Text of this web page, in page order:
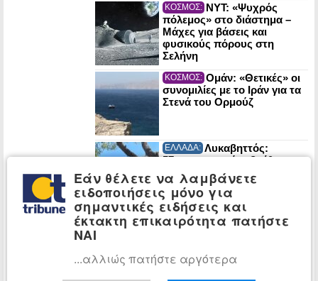
ΚΟΣΜΟΣ: NYT: «Ψυχρός
πόλεμος» στο διάστημα –
Μάχες για βάσεις και
φυσικούς πόρους στη
Σελήνη
ΚΟΣΜΟΣ: Ομάν: «Θετικές» οι
συνομιλίες με το Ιράν για τα
Στενά του Ορμούζ
ΕΛΛΑΔΑ: Λυκαβηττός:
57χρονη γυναίκα βρέθηκε
νεκρή σε σπηλιά κοντά
στους Αγίους Ισιδώρους
ΚΟΣΜΟΣ: POLITICO: Στα
χαρακώματα Μελόνι-
μεταναστευτικό – «Μπλόκο»
στα σύνορα
Εάν θέλετε να λαμβάνετε
ειδοποιήσεις μόνο για
σημαντικές ειδήσεις και
έκτακτη επικαιρότητα πατήστε
ΝΑΙ
...αλλιώς πατήστε αργότερα